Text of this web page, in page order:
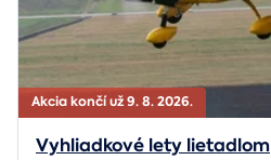
Akcia končí už 9. 8. 2026.
Vyhliadkové lety lietadlom